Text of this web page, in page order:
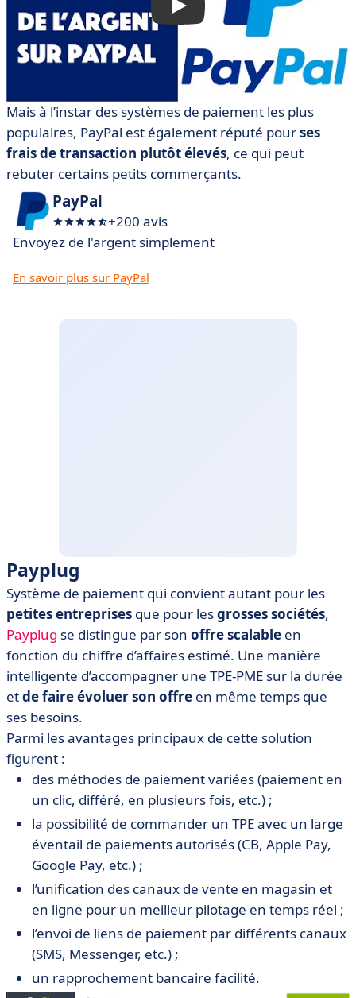
Mais à l’instar des systèmes de paiement les plus
populaires, PayPal est également réputé pourses
frais de transaction plutôt élevés, ce qui peut
rebuter certains petits commerçants.
PayPal
+200 avis
Envoyez de l'argent simplement
En savoir plus sur PayPal
Payplug
Système de paiement qui convient autant pour les
petites entreprises que pour lesgrosses sociétés,
Payplug se distingue par son offre scalable en
fonction du chiffre d’affaires estimé. Une manière
intelligente d’accompagner une TPE-PME sur la durée
etde faire évoluer son offre en même temps que
ses besoins.
Parmi les avantages principaux de cette solution
figurent :
des méthodes de paiement variées (paiement en
un clic, différé, en plusieurs fois, etc.) ;
la possibilité de commander un TPE avec un large
éventail de paiements autorisés (CB, Apple Pay,
Google Pay, etc.) ;
l’unification des canaux de vente en magasin et
en ligne pour un meilleur pilotage en temps réel ;
l’envoi de liens de paiement par différents canaux
(SMS, Messenger, etc.) ;
un rapprochement bancaire facilité.